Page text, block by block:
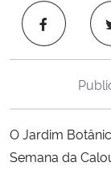
Ministério da Educação
Ministério de Minas e
O Jardim
Semana da